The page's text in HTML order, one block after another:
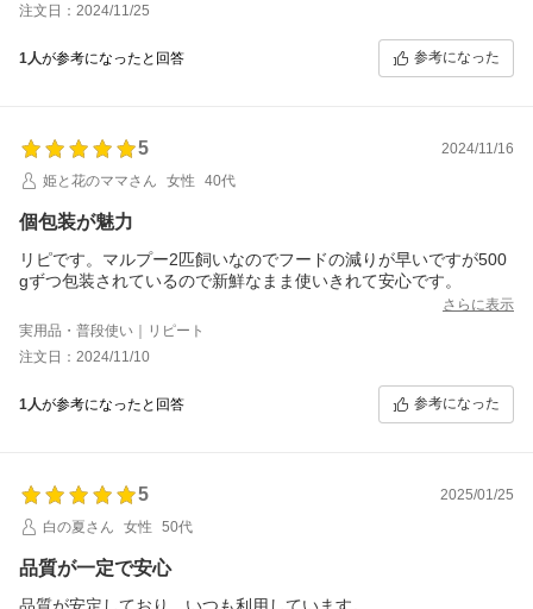
注文日：2024/11/25
1人が参考になったと回答 参考になった
5
2024/11/16
姫と花のママさん
女性 40代
個包装が魅力
リピです。マルプー2匹飼いなのでフードの減りが早いですが500
gずつ包装されているので新鮮なまま使いきれて安心です。
さらに表示
実用品・普段使い｜リピート
注文日：2024/11/10
1人が参考になったと回答 参考になった
5
2025/01/25
白の夏さん
女性 50代
品質が一定で安心
品質が安定しており、いつも利用しています。